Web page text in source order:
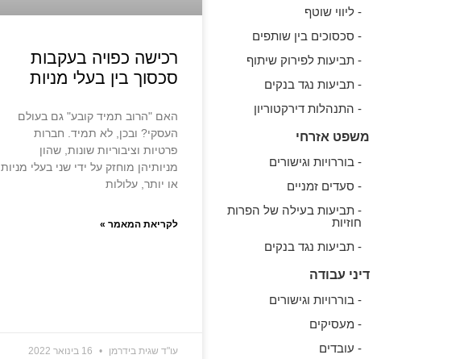
- ליווי שוטף
- סכסוכים בין שותפים
- תביעות לפירוק שיתוף
- תביעות נגד בנקים
- התנהלות דירקטוריון
משפט אזרחי
- בוררויות וגישורים
- סעדים זמניים
- תביעות בעילה של הפרות
חוזיות
- תביעות נגד בנקים
דיני עבודה
- בוררויות וגישורים
- מעסיקים
- עובדים
רכישה כפויה בעקבות
סכסוך בין בעלי מניות
האם "הרוב תמיד קובע" גם בעולם
העסקי? ובכן, לא תמיד. חברות
פרטיות וציבוריות שונות, שהון
מניותיהן מוחזק על ידי שני בעלי מניות
או יותר, עלולות
לקריאת המאמר »
עו"ד שגית בידרמן